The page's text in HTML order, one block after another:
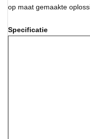
op maat gemaakte
Specificatie